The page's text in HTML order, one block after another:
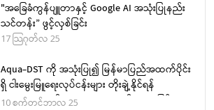
"အခြေခံကွန်ပျူတာနှင့် Google AI အသုံးပြုနည်း
သင်တန်း” ဖွင့်လှစ်ခြင်း
17 သြဂုတ်လ 25
Aqua-DST ကို အသုံးပြု၍ မြန်မာပြည်အထက်ပိုင်း
ရှိ ငါးမွေးမြူရေးလုပ်ငန်းများ တိုးချဲ့နိုင်ရန်
အလားအလာ ရှိသော နေရာများကို ရှာဖွေခြင်း
10 စက်တင်ဘာလ 25